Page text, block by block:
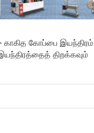
காகித கோப்பை இயந்திரம்
திறக்கவும்